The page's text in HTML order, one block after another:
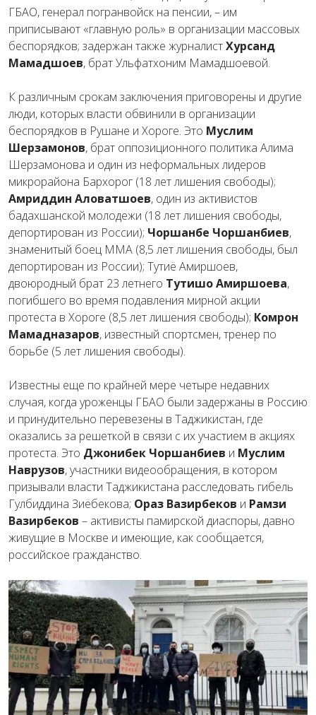
ГБАО, генерал погранвойск на пенсии, – им
приписывают «главную роль» в организации массовых
беспорядков; задержан также журналистХурсанд
Мамадшоев, брат Ульфатхоним Мамадшоевой.
К различным срокам заключения приговорены и другие
люди, которых власти обвинили в организации
беспорядков в Рушане и Хороге. Это Муслим
Шерзамонов, брат оппозиционного политика Алима
Шерзамонова и один из неформальных лидеров
микрорайона Бархорог (18 лет лишения свободы);
Амриддин Аловатшоев, один из активистов
бадахшанской молодежи (18 лет лишения свободы,
депортирован из России); Чоршанбе Чоршанбиев,
знаменитый боец ММА (8,5 лет лишения свободы, был
депортирован из России); Тутиё Амиршоев,
двоюродный брат 23 летнего Тутишо Амиршоева,
погибшего во время подавления мирной акции
протеста в Хороге (8,5 лет лишения свободы); Комрон
Мамадназаров, известный спортсмен, тренер по
борьбе (5 лет лишения свободы).
Известны еще по крайней мере четыре недавних
случая, когда уроженцы ГБАО были задержаны в Россию
и принудительно перевезены в Таджикистан, где
оказались за решеткой в связи с их участием в акциях
протеста. Это Джонибек Чоршанбиев и Муслим
Наврузов, участники видеообращения, в котором
призывали власти Таджикистана расследовать гибель
Гулбиддина Зиёбекова; Ораз Вазирбеков и Рамзи
Вазирбеков – активисты памирской диаспоры, давно
живущие в Москве и имеющие, как сообщается,
российское гражданство.